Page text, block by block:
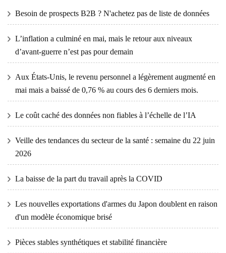
Besoin de prospects B2B ? N'achetez pas de liste de données
L’inflation a culminé en mai, mais le retour aux niveaux
d’avant-guerre n’est pas pour demain
Aux États-Unis, le revenu personnel a légèrement augmenté en
mai mais a baissé de 0,76 % au cours des 6 derniers mois.
Le coût caché des données non fiables à l’échelle de l’IA
Veille des tendances du secteur de la santé : semaine du 22 juin
2026
La baisse de la part du travail après la COVID
Les nouvelles exportations d'armes du Japon doublent en raison
d'un modèle économique brisé
Pièces stables synthétiques et stabilité financière